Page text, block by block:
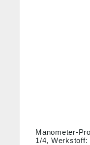
Manometer-
1/4, Werkstoff: